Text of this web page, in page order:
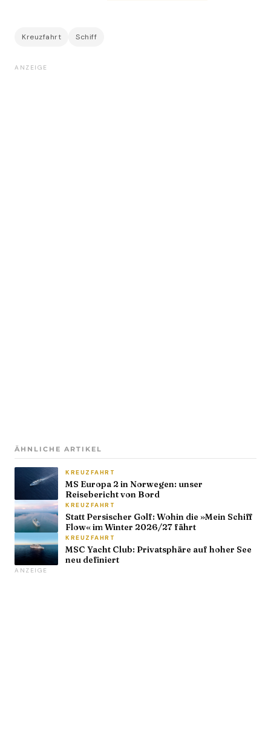
Kreuzfahrt Schiff
ANZEIGE
ÄHNLICHE ARTIKEL
KREUZFAHRT
MS Europa 2 in Norwegen: unser
Reisebericht von Bord
KREUZFAHRT
Statt Persischer Golf: Wohin die »Mein Schiff
Flow« im Winter 2026/27 fährt
KREUZFAHRT
MSC Yacht Club: Privatsphäre auf hoher See
neu definiert
ANZEIGE